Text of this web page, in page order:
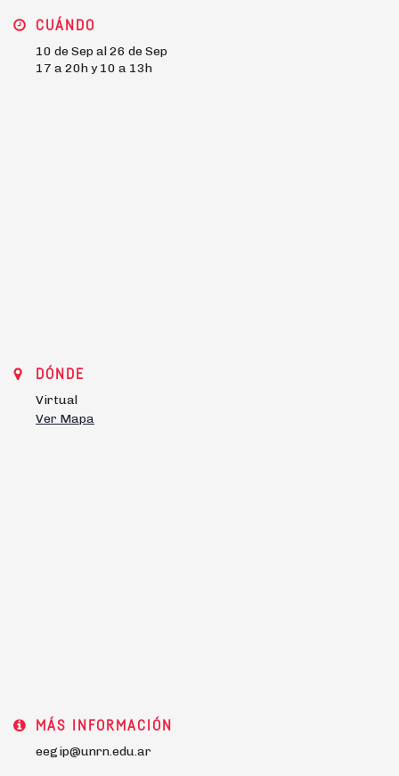
CUÁNDO
10 de Sep al 26 de Sep
17 a 20h y 10 a 13h
DÓNDE
Virtual
Ver Mapa
MÁS INFORMACIÓN
eegip@unrn.edu.ar